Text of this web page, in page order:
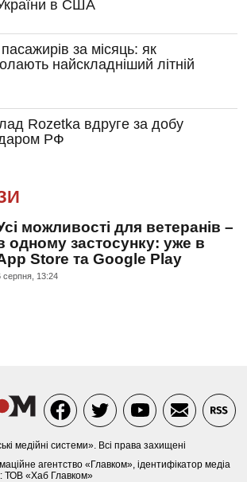
в США
за місяць: як
найскладніший літній
Rozetka вдруге за добу
РФ
можливості для ветеранів –
одному застосунку: уже в
Store та Google Play
серпня, 13:24
медійні системи». Всі права захищені
агентство «Главком», ідентифікатор медіа
ТОВ «Хаб Главком»